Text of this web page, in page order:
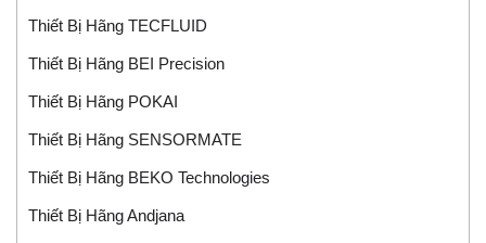
Thiết Bị Hãng TECFLUID
Thiết Bị Hãng BEI Precision
Thiết Bị Hãng POKAI
Thiết Bị Hãng SENSORMATE
Thiết Bị Hãng BEKO Technologies
Thiết Bị Hãng Andjana